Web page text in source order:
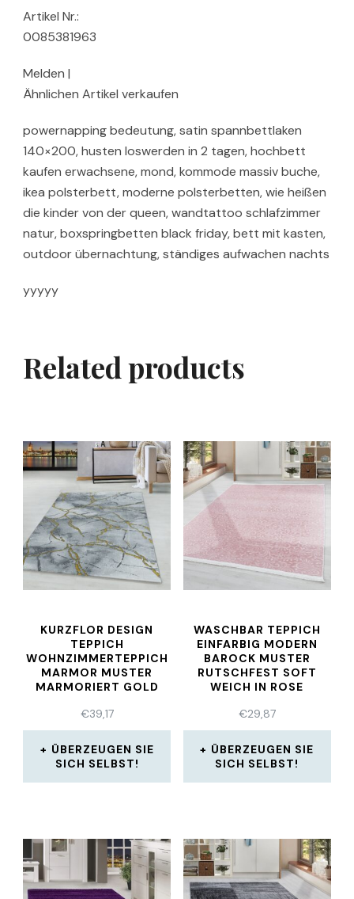
Artikel Nr.:
0085381963
Melden |
Ähnlichen Artikel verkaufen
powernapping bedeutung, satin spannbettlaken
140×200, husten loswerden in 2 tagen, hochbett
kaufen erwachsene, mond, kommode massiv buche,
ikea polsterbett, moderne polsterbetten, wie heißen
die kinder von der queen, wandtattoo schlafzimmer
natur, boxspringbetten black friday, bett mit kasten,
outdoor übernachtung, ständiges aufwachen nachts
yyyyy
Related products
KURZFLOR DESIGN
TEPPICH
WOHNZIMMERTEPPICH
MARMOR MUSTER
MARMORIERT GOLD
€39,17
ÜBERZEUGEN SIE
SICH SELBST!
WASCHBAR TEPPICH
EINFARBIG MODERN
BAROCK MUSTER
RUTSCHFEST SOFT
WEICH IN ROSE
€29,87
ÜBERZEUGEN SIE
SICH SELBST!